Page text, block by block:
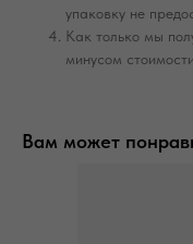
упаковку не
Как только мы
минусом
Вам может